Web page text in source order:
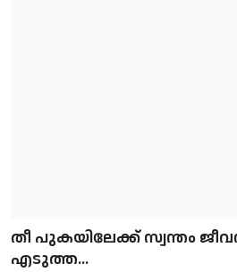
​​​​​​​തീ പുകയിലേക്ക് സ്വന്തം
എടുത്ത...